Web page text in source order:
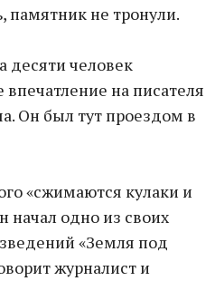
памятник не тронули.
десяти человек
на писателя
Он был тут проездом в
«сжимаются кулаки и
начал одно из своих
«Земля под
журналист и